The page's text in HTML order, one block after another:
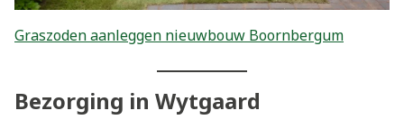
Graszoden aanleggen nieuwbouw Boornbergum
Bezorging in Wytgaard